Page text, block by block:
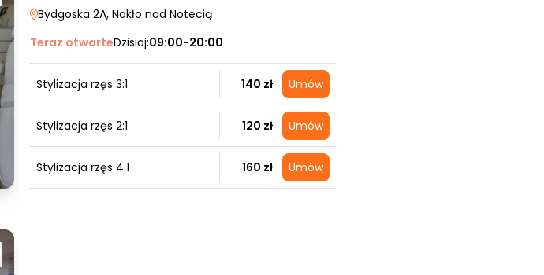
Bydgoska 2A, Nakło nad Notecią
Teraz otwarteDzisiaj:09:00-20:00
Stylizacja rzęs 3:1 140 zł Umów
Stylizacja rzęs 2:1 120 zł Umów
Stylizacja rzęs 4:1 160 zł Umów